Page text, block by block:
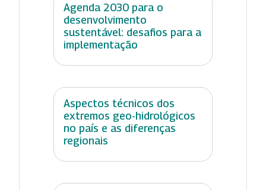
Agenda 2030 para o
desenvolvimento
sustentável: desafios para a
implementação
Aspectos técnicos dos
extremos geo-hidrológicos
no país e as diferenças
regionais